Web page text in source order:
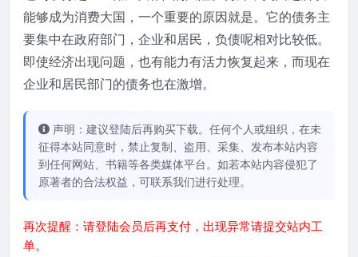
能够成为消费大国，一个重要的原因就是。它的债务主
要集中在政府部门，企业和居民，负债呢相对比较低。
即使经济出现问题，也有能力有活力恢复起来，而现在
企业和居民部门的债务也在激增。
声明：建议登陆后再购买下载。任何个人或组织，在未
征得本站同意时，禁止复制、盗用、采集、发布本站内容
到任何网站、书籍等各类媒体平台。如若本站内容侵犯了
原著者的合法权益，可联系我们进行处理。
再次提醒：请登陆会员后再支付，出现异常请提交站内工
单。